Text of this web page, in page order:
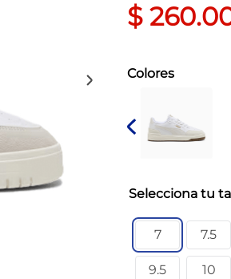
$ 260.
Colores
10
7 7.5
9.5